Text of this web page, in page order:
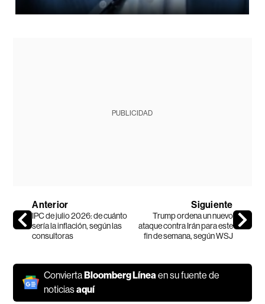
PUBLICIDAD
Anterior
IPC de julio 2026: de cuánto
sería la inflación, según las
consultoras
Siguiente
Trump ordena un nuevo
ataque contra Irán para este
fin de semana, según WSJ
ConviertaBloomberg Línea en su fuente de
noticiasaquí